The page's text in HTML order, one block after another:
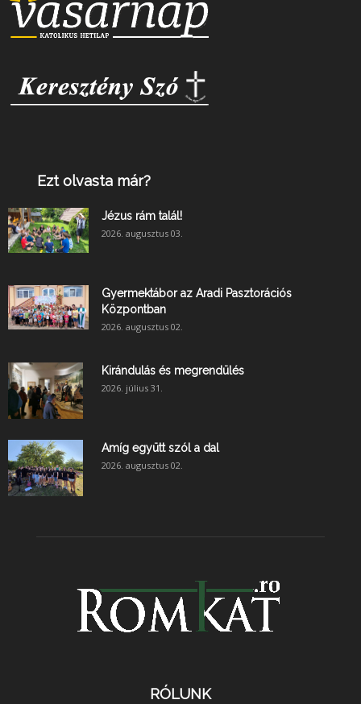
Ezt olvasta már?
Jézus rám talál!
2026. augusztus 03.
Gyermektábor az Aradi Pasztorációs
Központban
2026. augusztus 02.
Kirándulás és megrendülés
2026. július 31.
Amíg együtt szól a dal
2026. augusztus 02.
RÓLUNK